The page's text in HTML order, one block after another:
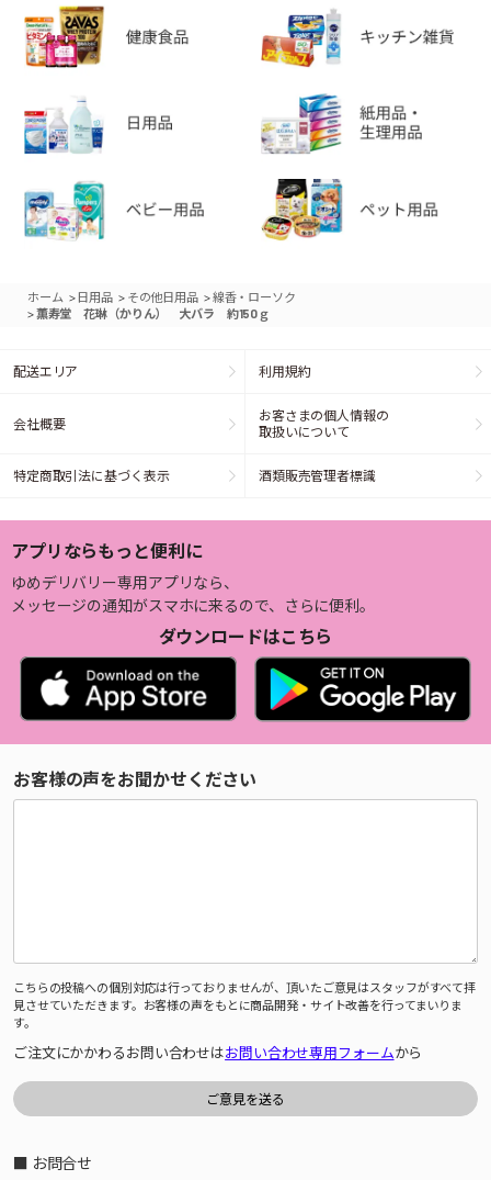
ホーム > 日用品 > その他日用品 >線香・ローソク
>薫寿堂 花琳（かりん） 大バラ 約150ｇ
配送エリア 利用規約
会社概要
お客さまの個人情報の
取扱いについて
特定商取引法に基づく表示 酒類販売管理者標識
アプリならもっと便利に
ゆめデリバリー専用アプリなら、
メッセージの通知がスマホに来るので、さらに便利。
ダウンロードはこちら
お客様の声をお聞かせください
こちらの投稿への個別対応は行っておりませんが、頂いたご意見はスタッフがすべて拝
見させていただきます。お客様の声をもとに商品開発・サイト改善を行ってまいりま
す。
ご注文にかかわるお問い合わせはお問い合わせ専用フォームから
■ お問合せ